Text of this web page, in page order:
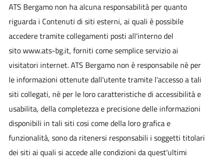
ATS Bergamo non ha alcuna responsabilità per quanto
riguarda i Contenuti di siti esterni, ai quali è possibile
accedere tramite collegamenti posti all'interno del
sito www.ats-bg.it, forniti come semplice servizio ai
visitatori internet. ATS Bergamo non è responsabile nè per
le informazioni ottenute dall'utente tramite l'accesso a tali
siti collegati, nè per le loro caratteristiche di accessibilità e
usabilita, della completezza e precisione delle informazioni
disponibili in tali siti cosi come della loro grafica e
funzionalità, sono da ritenersi responsabili i soggetti titolari
dei siti ai quali si accede alle condizioni da quest'ultimi